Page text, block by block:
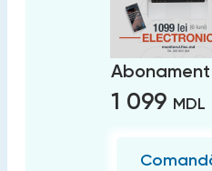
1 099 MDL